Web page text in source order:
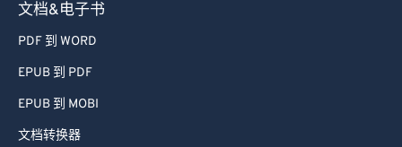
文档&电子书
PDF 到 WORD
EPUB 到 PDF
EPUB 到 MOBI
文档转换器